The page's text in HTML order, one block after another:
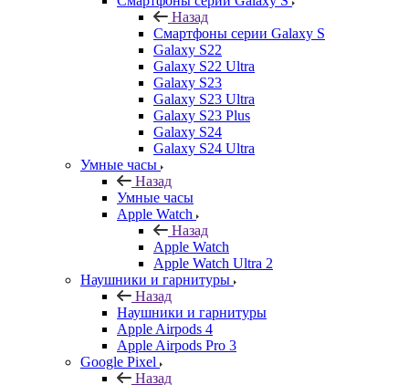
Назад
Смартфоны серии Galaxy S
Galaxy S22
Galaxy S22 Ultra
Galaxy S23
Galaxy S23 Ultra
Galaxy S23 Plus
Galaxy S24
Galaxy S24 Ultra
Умные часы
Назад
Умные часы
Apple Watch
Назад
Apple Watch
Apple Watch Ultra 2
Наушники и гарнитуры
Назад
Наушники и гарнитуры
Apple Airpods 4
Apple Airpods Pro 3
Google Pixel
Назад